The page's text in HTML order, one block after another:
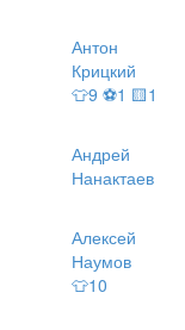
Антон
Крицкий
👕9 ⚽1 🟨1
Андрей
Нанактаев
Алексей
Наумов
👕10